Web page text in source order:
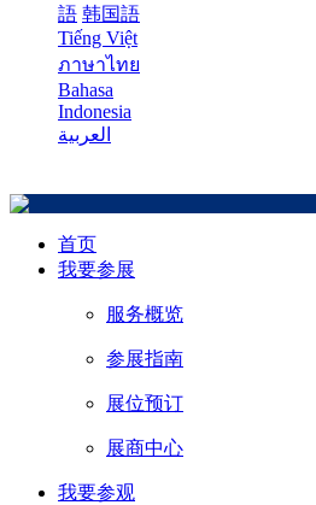
語 韩国語
Tiếng Việt
ภาษาไทย
Bahasa
Indonesia
العربية
首页
我要参展
服务概览
参展指南
展位预订
展商中心
我要参观